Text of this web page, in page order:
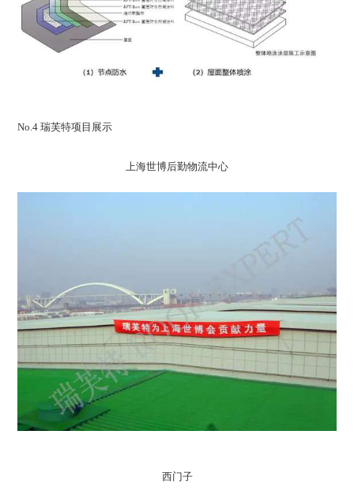
No.4 瑞芙特项目展示
上海世博后勤物流中心
西门子